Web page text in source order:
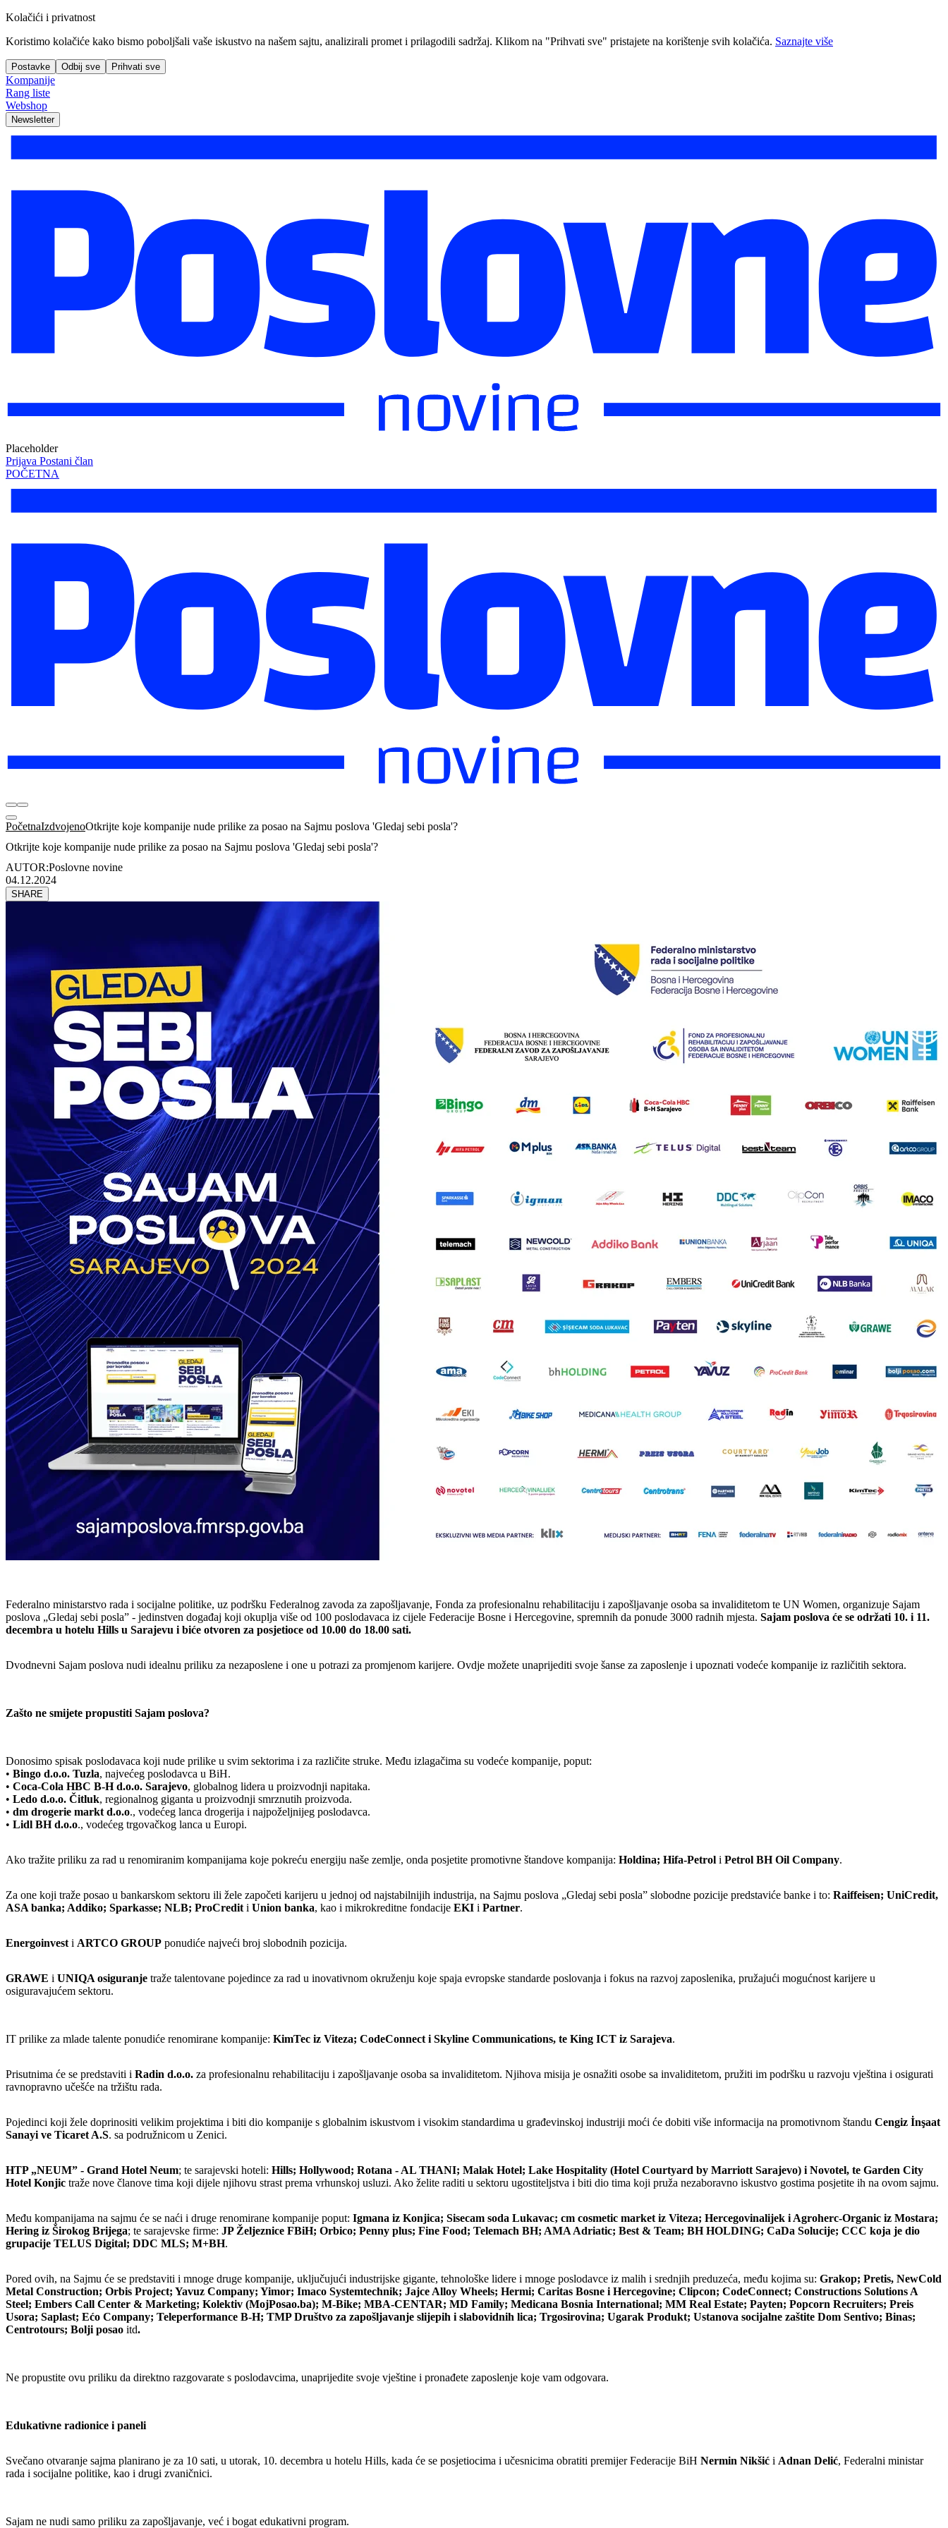
Kolačići i privatnost
Koristimo kolačiće kako bismo poboljšali vaše iskustvo na našem sajtu, analizirali promet i prilagodili sadržaj. Klikom na "Prihvati sve" pristajete na korištenje svih kolačića. Saznajte više
Postavke Odbij sve Prihvati sve
Kompanije
Rang liste
Webshop
Newsletter
Placeholder
Prijava Postani član
POČETNA
PočetnaIzdvojenoOtkrijte koje kompanije nude prilike za posao na Sajmu poslova 'Gledaj sebi posla'?
Otkrijte koje kompanije nude prilike za posao na Sajmu poslova 'Gledaj sebi posla'?
AUTOR:Poslovne novine
04.12.2024
SHARE
Federalno ministarstvo rada i socijalne politike, uz podršku Federalnog zavoda za zapošljavanje, Fonda za profesionalnu rehabilitaciju i zapošljavanje osoba sa invaliditetom te UN Women, organizuje Sajam
poslova „Gledaj sebi posla” - jedinstven događaj koji okuplja više od 100 poslodavaca iz cijele Federacije Bosne i Hercegovine, spremnih da ponude 3000 radnih mjesta. Sajam poslova će se održati 10. i 11.
decembra u hotelu Hills u Sarajevu i biće otvoren za posjetioce od 10.00 do 18.00 sati.
Dvodnevni Sajam poslova nudi idealnu priliku za nezaposlene i one u potrazi za promjenom karijere. Ovdje možete unaprijediti svoje šanse za zaposlenje i upoznati vodeće kompanije iz različitih sektora.
Zašto ne smijete propustiti Sajam poslova?
Donosimo spisak poslodavaca koji nude prilike u svim sektorima i za različite struke. Među izlagačima su vodeće kompanije, poput:
• Bingo d.o.o. Tuzla, najvećeg poslodavca u BiH.
• Coca-Cola HBC B-H d.o.o. Sarajevo, globalnog lidera u proizvodnji napitaka.
• Ledo d.o.o. Čitluk, regionalnog giganta u proizvodnji smrznutih proizvoda.
• dm drogerie markt d.o.o., vodećeg lanca drogerija i najpoželjnijeg poslodavca.
• Lidl BH d.o.o., vodećeg trgovačkog lanca u Europi.
Ako tražite priliku za rad u renomiranim kompanijama koje pokreću energiju naše zemlje, onda posjetite promotivne štandove kompanija: Holdina; Hifa-Petrol i Petrol BH Oil Company.
Za one koji traže posao u bankarskom sektoru ili žele započeti karijeru u jednoj od najstabilnijih industrija, na Sajmu poslova „Gledaj sebi posla” slobodne pozicije predstaviće banke i to: Raiffeisen; UniCredit,
ASA banka; Addiko; Sparkasse; NLB; ProCredit i Union banka, kao i mikrokreditne fondacije EKI i Partner.
Energoinvest i ARTCO GROUP ponudiće najveći broj slobodnih pozicija.
GRAWE i UNIQA osiguranje traže talentovane pojedince za rad u inovativnom okruženju koje spaja evropske standarde poslovanja i fokus na razvoj zaposlenika, pružajući mogućnost karijere u
osiguravajućem sektoru.
IT prilike za mlade talente ponudiće renomirane kompanije: KimTec iz Viteza; CodeConnect i Skyline Communications, te King ICT iz Sarajeva.
Prisutnima će se predstaviti i Radin d.o.o. za profesionalnu rehabilitaciju i zapošljavanje osoba sa invaliditetom. Njihova misija je osnažiti osobe sa invaliditetom, pružiti im podršku u razvoju vještina i osigurati
ravnopravno učešće na tržištu rada.
Pojedinci koji žele doprinositi velikim projektima i biti dio kompanije s globalnim iskustvom i visokim standardima u građevinskoj industriji moći će dobiti više informacija na promotivnom štandu Cengiz İnşaat
Sanayi ve Ticaret A.S. sa podružnicom u Zenici.
HTP „NEUM” - Grand Hotel Neum; te sarajevski hoteli: Hills; Hollywood; Rotana - AL THANI; Malak Hotel; Lake Hospitality (Hotel Courtyard by Marriott Sarajevo) i Novotel, te Garden City
Hotel Konjic traže nove članove tima koji dijele njihovu strast prema vrhunskoj usluzi. Ako želite raditi u sektoru ugostiteljstva i biti dio tima koji pruža nezaboravno iskustvo gostima posjetite ih na ovom sajmu.
Među kompanijama na sajmu će se naći i druge renomirane kompanije poput: Igmana iz Konjica; Sisecam soda Lukavac; cm cosmetic market iz Viteza; Hercegovinalijek i Agroherc-Organic iz Mostara;
Hering iz Širokog Brijega; te sarajevske firme: JP Željeznice FBiH; Orbico; Penny plus; Fine Food; Telemach BH; AMA Adriatic; Best & Team; BH HOLDING; CaDa Solucije; CCC koja je dio
grupacije TELUS Digital; DDC MLS; M+BH.
Pored ovih, na Sajmu će se predstaviti i mnoge druge kompanije, uključujući industrijske gigante, tehnološke lidere i mnoge poslodavce iz malih i srednjih preduzeća, među kojima su: Grakop; Pretis, NewCold
Metal Construction; Orbis Project; Yavuz Company; Yimor; Imaco Systemtechnik; Jajce Alloy Wheels; Hermi; Caritas Bosne i Hercegovine; Clipcon; CodeConnect; Constructions Solutions A
Steel; Embers Call Center & Marketing; Kolektiv (MojPosao.ba); M-Bike; MBA-CENTAR; MD Family; Medicana Bosnia International; MM Real Estate; Payten; Popcorn Recruiters; Preis
Usora; Saplast; Ećo Company; Teleperformance B-H; TMP Društvo za zapošljavanje slijepih i slabovidnih lica; Trgosirovina; Ugarak Produkt; Ustanova socijalne zaštite Dom Sentivo; Binas;
Centrotours; Bolji posao itd.
Ne propustite ovu priliku da direktno razgovarate s poslodavcima, unaprijedite svoje vještine i pronađete zaposlenje koje vam odgovara.
Edukativne radionice i paneli
Svečano otvaranje sajma planirano je za 10 sati, u utorak, 10. decembra u hotelu Hills, kada će se posjetiocima i učesnicima obratiti premijer Federacije BiH Nermin Nikšić i Adnan Delić, Federalni ministar
rada i socijalne politike, kao i drugi zvaničnici.
Sajam ne nudi samo priliku za zapošljavanje, već i bogat edukativni program.